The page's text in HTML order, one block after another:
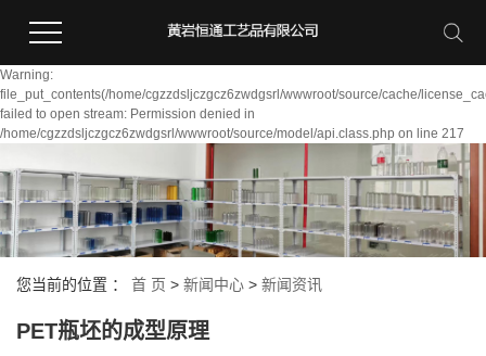
Warning:
file_put_contents(/home/cgzzdsljczgcz6zwdgsrl/wwwroot/source/cache/
failed to open stream: Permission denied in
/home/cgzzdsljczgcz6zwdgsrl/wwwroot/source/model/api.class.php on line 217
您当前的位置 ： 首 页 > 新闻中心 > 新闻资讯
PET瓶坯的成型原理